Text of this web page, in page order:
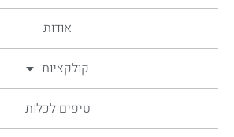
אודות
קולקציות
טיפים לכלות